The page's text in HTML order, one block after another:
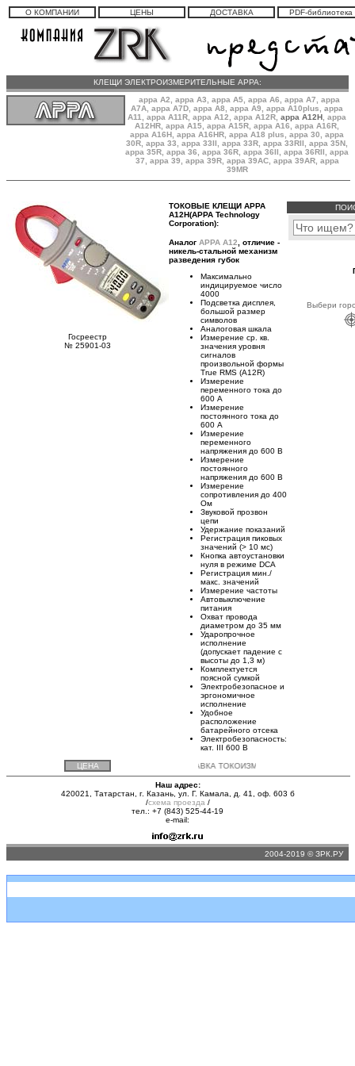
О КОМПАНИИ ЦЕНЫ ДОСТАВКА PDF-библиотека
КЛЕЩИ ЭЛЕКТРОИЗМЕРИТЕЛЬНЫЕ APPA:
appa A2
appa A3 appa A5 appa A6 appa A7
appa
A7A appa A7D appa A8 appa A9 appa A10plus
appa
A11
appa A11R appa A12 appa A12R appa A12H appa
A12HR appa A15 appa A15R appa A16 appa A16R
appa A16H appa A16HR , appa A18 plus, appa 30
appa
30R appa 33 appa 33II appa 33R appa 33RII appa 35N
appa 35R appa 36 appa 36R appa 36II appa 36RII
appa
37
appa 39 appa 39R, appa 39AC, appa 39AR, appa
39MR
Госреестр
№ 25901-03
ТОКОВЫЕ КЛЕЩИ APPA
A12H(APPA Technology
Corporation):
Выбери
Аналог АРРА А12 , отличие -
никель-стальной механизм
разведения губок
Максимально
индицируемое число
4000
Подсветка дисплея,
большой размер
символов
Аналоговая шкала
Измерение ср. кв.
значения уровня
сигналов
произвольной формы
True RMS (A12R)
Измерение
переменного тока до
600 A
Измерение
постоянного тока до
600 A
Измерение
переменного
напряжения до 600 В
Измерение
постоянного
напряжения до 600 В
Измерение
сопротивления до 400
Ом
Звуковой прозвон
цепи
Удержание показаний
Регистрация пиковых
значений (> 10 мс)
Кнопка автоустановки
нуля в режиме DCA
Регистрация мин./
макс. значений
Измерение частоты
Автовыключение
питания
Охват провода
диаметром до 35 мм
Ударопрочное
исполнение
(допускает падение с
высоты до 1,3 м)
Комплектуется
поясной сумкой
Электробезопасное и
эргономичное
исполнение
Удобное
расположение
батарейного отсека
Электробезопасность:
кат. III 600 В
ЦЕНА ДОСТАВКА ТОКОИЗМЕРИТЕЛЬНЫХ КЛЕЩЕЙ
Наш адрес:
420021, Татарстан, г. Казань, ул. Г. Камала, д. 41, оф. 603 б
/схема проезда /
тел.: +7 (843) 525-44-19
e-mail:
2004-2019 © ЗРК.РУ